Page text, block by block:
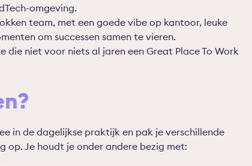
omgeving.
team, met een goede vibe op kantoor, leuke
om successen samen te vieren.
die niet voor niets al jaren een Great Place To Work
in de dagelijkse praktijk en pak je verschillende
op. Je houdt je onder andere bezig met: